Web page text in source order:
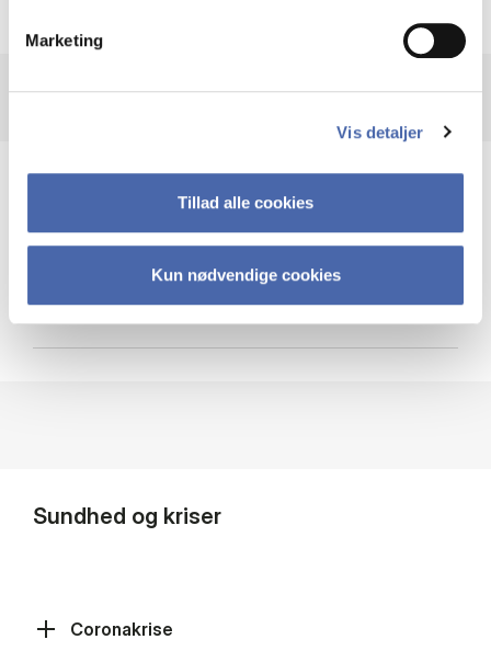
Marketing
Vis detaljer
Tillad alle cookies
Kun nødvendige cookies
Cybersikkerhed
Sundhed og kriser
Coronakrise